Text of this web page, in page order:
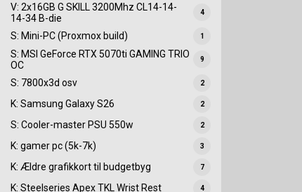
V: 2x16GB G SKILL 3200Mhz CL14-14-
14-34 B-die
4
S: Mini-PC (Proxmox build) 1
S: MSI GeForce RTX 5070ti GAMING TRIO
OC
9
S: 7800x3d osv 2
K: Samsung Galaxy S26 2
S: Cooler-master PSU 550w 2
K: gamer pc (5k-7k) 3
K: Ældre grafikkort til budgetbyg 7
K: Steelseries Apex TKL Wrist Rest 4